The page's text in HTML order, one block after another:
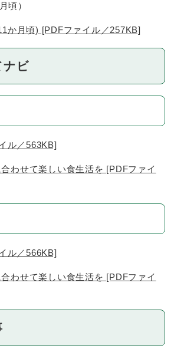
頃）
か月頃) [PDFファイル／257KB]
ナビ
ル／563KB]
わせて楽しい食生活を [PDFファイ
ル／566KB]
わせて楽しい食生活を [PDFファイ